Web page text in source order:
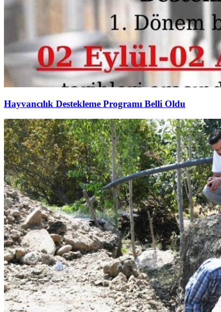
Hayvancılık Destekleme Programı Belli Oldu